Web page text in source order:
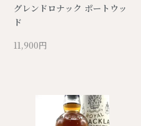
グレンドロナック ポートウッ
ド
11,900円